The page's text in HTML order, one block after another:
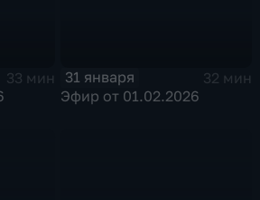
33 мин
31 января
32 мин
Эфир от 01.02.2026